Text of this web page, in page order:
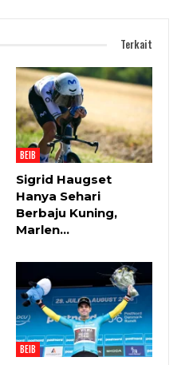
Terkait
BEIB
Sigrid Haugset
Hanya Sehari
Berbaju Kuning,
Marlen…
BEIB